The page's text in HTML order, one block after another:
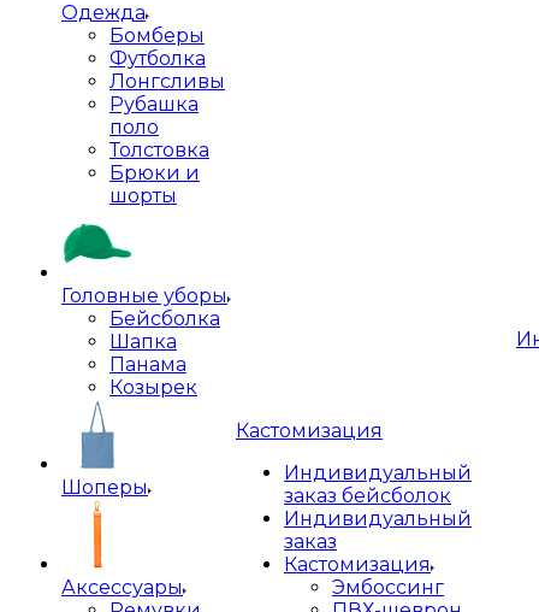
Одежда
Бомберы
Футболка
Лонгсливы
Рубашка
поло
Толстовка
Брюки и
шорты
Головные уборы
Бейсболка
Шапка
Панама
Козырек
Шоперы
Аксессуары
Кастомизация
Индивидуальный
заказ бейсболок
Индивидуальный
заказ
Кастомизация
Эмбоссинг